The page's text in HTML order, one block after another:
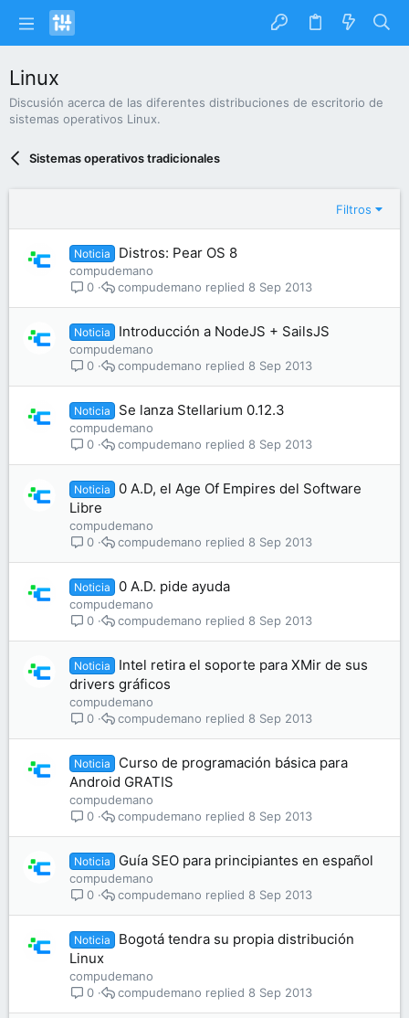
Linux
Discusión acerca de las diferentes distribuciones de escritorio de
sistemas operativos Linux.
Sistemas operativos tradicionales
Filtros
Noticia Distros: Pear OS 8
compudemano
0
8 Sep 2013
compudemano
Noticia Introducción a NodeJS + SailsJS
compudemano
0
8 Sep 2013
compudemano
Noticia Se lanza Stellarium 0.12.3
compudemano
0
8 Sep 2013
compudemano
Noticia
0 A.D, el Age Of Empires del Software
Libre
compudemano
0
8 Sep 2013
compudemano
Noticia 0 A.D. pide ayuda
compudemano
0
8 Sep 2013
compudemano
Noticia
Intel retira el soporte para XMir de sus
drivers gráficos
compudemano
0
8 Sep 2013
compudemano
Noticia
Curso de programación básica para
Android GRATIS
compudemano
0
8 Sep 2013
compudemano
Noticia Guía SEO para principiantes en español
compudemano
0
8 Sep 2013
compudemano
Noticia
Bogotá tendra su propia distribución
Linux
compudemano
0
8 Sep 2013
compudemano